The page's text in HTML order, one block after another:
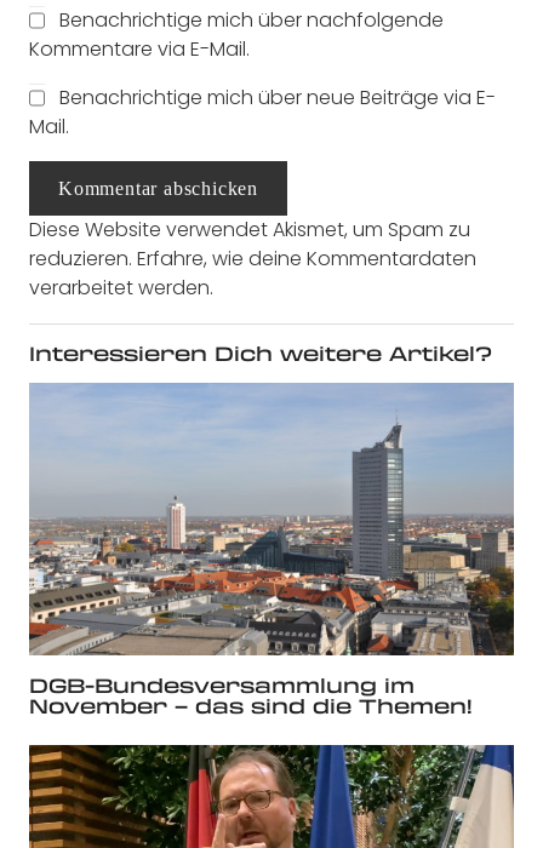
Benachrichtige mich über nachfolgende
Kommentare via E-Mail.
Benachrichtige mich über neue Beiträge via E-
Mail.
Kommentar abschicken
Diese Website verwendet Akismet, um Spam zu
reduzieren. Erfahre, wie deine Kommentardaten
verarbeitet werden.
Interessieren Dich weitere Artikel?
DGB-Bundesversammlung im
November – das sind die Themen!